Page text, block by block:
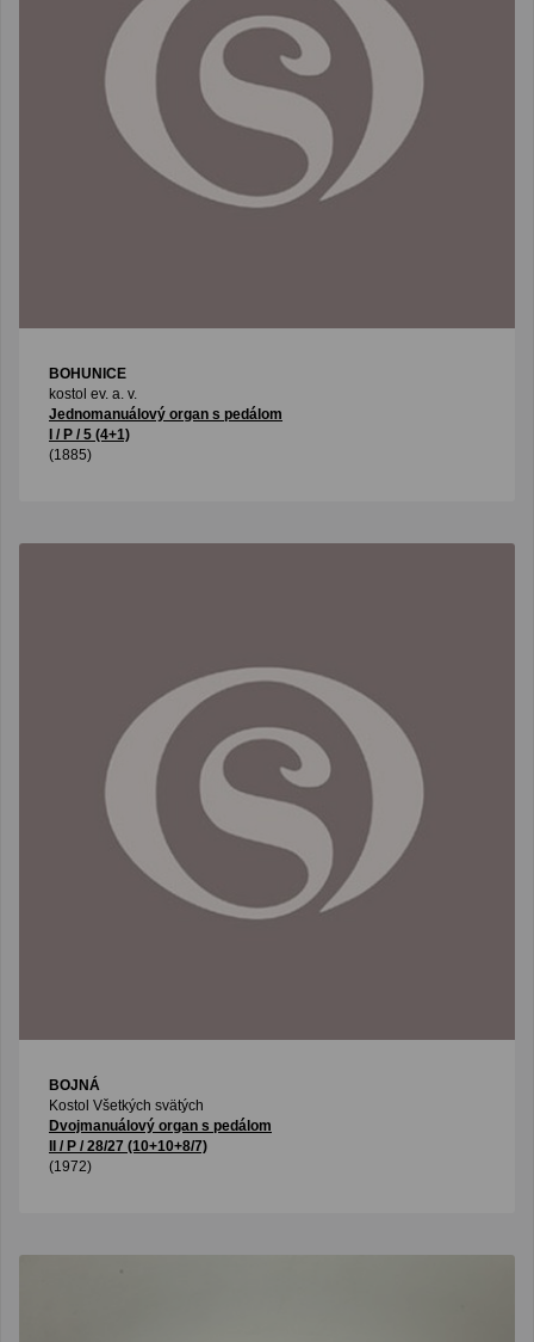
BOHUNICE
kostol ev. a. v.
Jednomanuálový organ s pedálom
I / P / 5 (4+1)
(1885)
BOJNÁ
Kostol Všetkých svätých
Dvojmanuálový organ s pedálom
II / P / 28/27 (10+10+8/7)
(1972)